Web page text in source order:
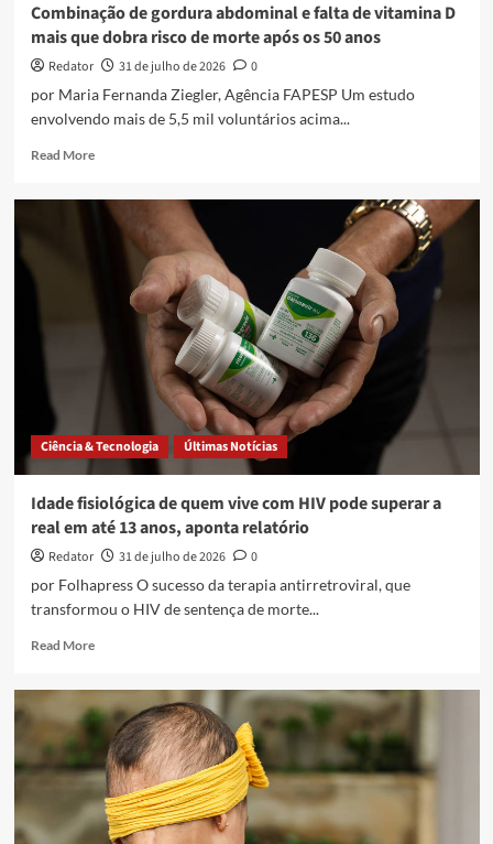
modelo
mais
perigoso
mundo
Combinação de gordura abdominal e falta de vitamina D
mais que dobra risco de morte após os 50 anos
Redator 31 de julho de 2026
0
por Maria Fernanda Ziegler, Agência FAPESP Um estudo
envolvendo mais de 5,5 mil voluntários acima...
Read MoreRead
Combinação
abdominal
dobra
morte
após
os
anos
Ciência & Tecnologia Últimas Notícias
Idade fisiológica de quem vive com HIV pode superar a
real em até 13 anos, aponta relatório
Redator 31 de julho de 2026
0
por Folhapress O sucesso da terapia antirretroviral, que
transformou o HIV de sentença de morte...
Read MoreRead
Idade
fisiológica
quem
vive
com
HIV